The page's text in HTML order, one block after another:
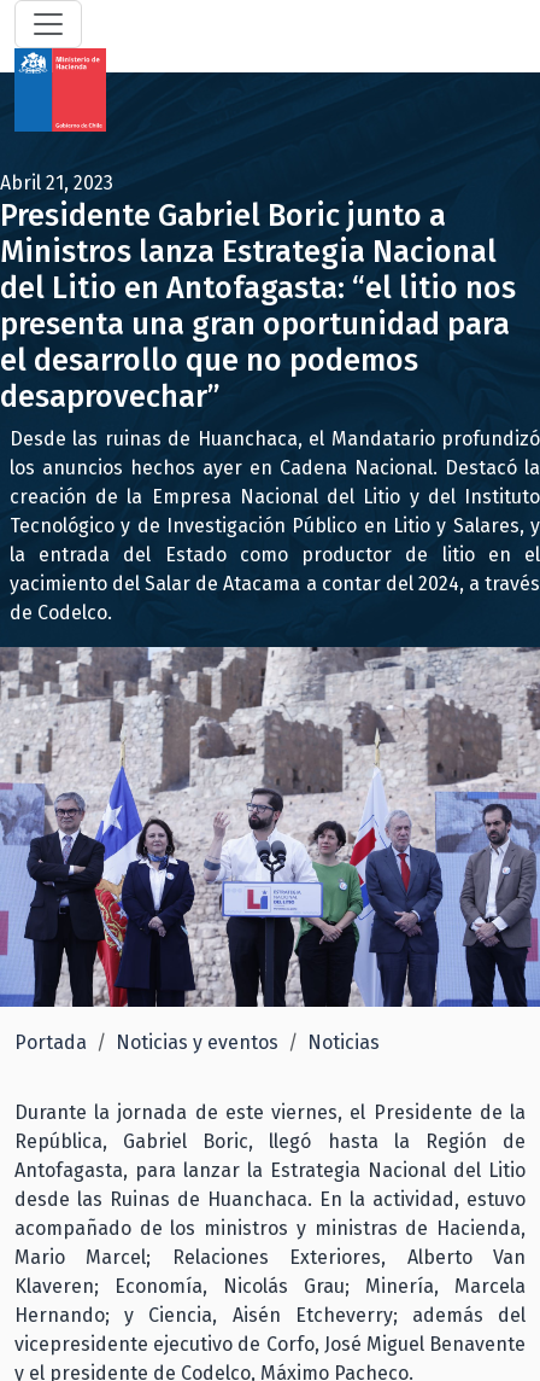
Abril 21, 2023
Presidente Gabriel Boric junto a
Ministros lanza Estrategia Nacional
del Litio en Antofagasta: “el litio nos
presenta una gran oportunidad para
el desarrollo que no podemos
desaprovechar”
Desde las ruinas de Huanchaca, el Mandatario profundizó
los anuncios hechos ayer en Cadena Nacional. Destacó la
creación de la Empresa Nacional del Litio y del Instituto
Tecnológico y de Investigación Público en Litio y Salares, y
la entrada del Estado como productor de litio en el
yacimiento del Salar de Atacama a contar del 2024, a través
de Codelco.
Portada Noticias y eventos Noticias
Durante la jornada de este viernes, el Presidente de la
República, Gabriel Boric, llegó hasta la Región de
Antofagasta, para lanzar la Estrategia Nacional del Litio
desde las Ruinas de Huanchaca. En la actividad, estuvo
acompañado de los ministros y ministras de Hacienda,
Mario Marcel; Relaciones Exteriores, Alberto Van
Klaveren; Economía, Nicolás Grau; Minería, Marcela
Hernando; y Ciencia, Aisén Etcheverry; además del
vicepresidente ejecutivo de Corfo, José Miguel Benavente
y el presidente de Codelco, Máximo Pacheco.